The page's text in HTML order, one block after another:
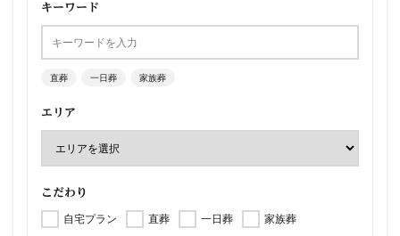
キーワード
直葬 一日葬 家族葬
エリア
こだわり
自宅プラン 直葬 一日葬
家族葬